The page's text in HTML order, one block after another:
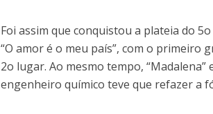
Foi assim que conquistou a plateia do
“O amor é o meu país”, com o primeiro
2o lugar. Ao mesmo tempo,
engenheiro químico teve que refazer a